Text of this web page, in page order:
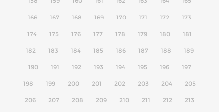
166 167 168 169 170 171 172 173
174 175 176 177 178 179 180 181
182 183 184 185 186 187 188 189
190 191 192 193 194 195 196 197
198 199 200 201 202 203 204 205
206 207 208 209 210 211 212 213